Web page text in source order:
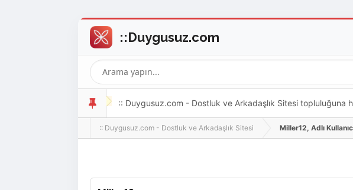
:: Duygusuz.com - Dostluk ve Arkadaşlık Sitesi topluluğuna
oldukça kolay ve zahmetsizdir.
:: Duygusuz.com - Dostluk ve Arkadaşlık Sitesi Miller12, Adlı